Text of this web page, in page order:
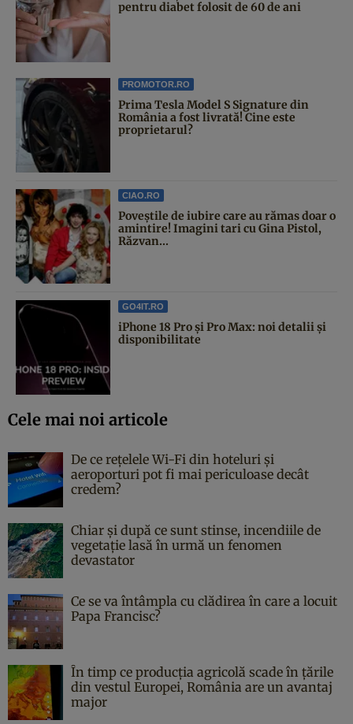
pentru diabet folosit de 60 de ani
PROMOTOR.RO
Prima Tesla Model S Signature din
România a fost livrată! Cine este
proprietarul?
CIAO.RO
Poveştile de iubire care au rămas doar o
amintire! Imagini tari cu Gina Pistol,
Răzvan...
GO4IT.RO
iPhone 18 Pro și Pro Max: noi detalii și
disponibilitate
Cele mai noi articole
De ce rețelele Wi-Fi din hoteluri și
aeroporturi pot fi mai periculoase decât
credem?
Chiar și după ce sunt stinse, incendiile de
vegetație lasă în urmă un fenomen
devastator
Ce se va întâmpla cu clădirea în care a locuit
Papa Francisc?
În timp ce producția agricolă scade în țările
din vestul Europei, România are un avantaj
major